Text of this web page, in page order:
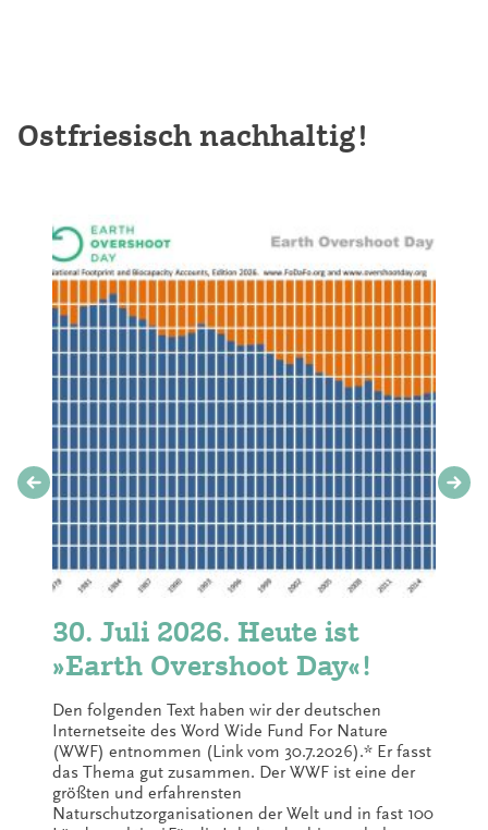
Ostfriesisch nachhaltig!
30. Juli 2026. Heute ist
»Earth Overshoot Day«!
Den folgenden Text haben wir der deutschen
Internetseite des Word Wide Fund For Nature
(WWF) entnommen (Link vom 30.7.2026).* Er fasst
das Thema gut zusammen. Der WWF ist eine der
größten und erfahrensten
Naturschutzorganisationen der Welt und in fast 100